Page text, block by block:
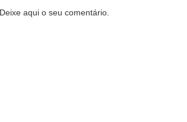
Deixe aqui o seu comentário.